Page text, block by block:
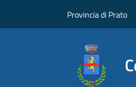
Provincia di Prato